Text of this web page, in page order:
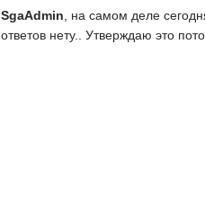
SgaAdmin , на самом деле
ответов нету.. Утверждаю это